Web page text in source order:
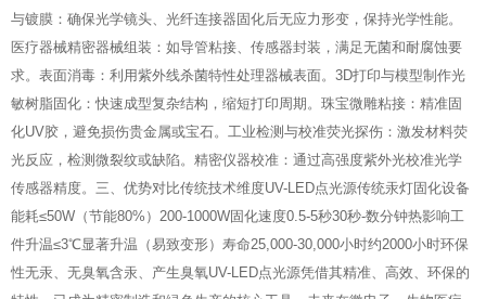
与镀膜‌：确保光学镜头、光纤连接器固化后无应力形变，保持光学性能。‌
医疗器械‌‌精密器械组装‌：如导管粘接、传感器封装，满足无菌和耐腐蚀要
求。‌表面消毒‌：利用紫外线杀菌特性处理器械表面。‌3D打印与模型制作‌‌光
敏树脂固化‌：快速成型复杂结构，缩短打印周期。‌珠宝微雕粘接‌：精准固
化UV胶，避免损伤贵金属或宝石。‌工业检测与校准‌‌荧光探伤‌：激发材料荧
光反应，检测微裂纹或缺陷。‌精密仪器校准‌：通过高强度紫外光校准光学
传感器精度。‌三、优势对比传统技术维度UV-LED点光源传统汞灯固化设备‌
能耗‌≤50W（节能80%）200-1000W‌固化速度‌0.5-5秒30秒-数分钟‌热影响‌工
件升温≤3℃显著升温（易致变形）‌寿命‌25,000-30,000小时约2000小时‌环保
性‌无汞、无臭氧含汞、产生臭氧UV-LED点光源凭借其精准、高效、环保的